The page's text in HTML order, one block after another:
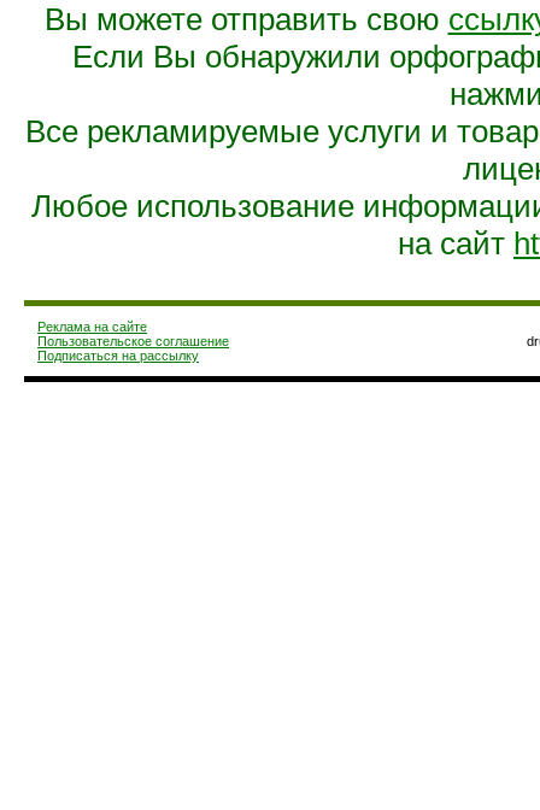
Вы можете отправить свою
Если Вы обнаружили
Все рекламируемые услуги и
Любое использование
на сайт
Реклама на сайте
Пользовательское соглашение
Подписаться на рассылку